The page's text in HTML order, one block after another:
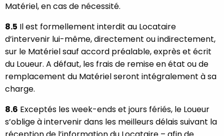
Matériel, en cas de nécessité.
8.5 Il est formellement interdit au Locataire
d’intervenir lui-même, directement ou indirectement,
sur le Matériel sauf accord préalable, exprès et écrit
du Loueur. A défaut, les frais de remise en état ou de
remplacement du Matériel seront intégralement à sa
charge.
8.6 Exceptés les week-ends et jours fériés, le Loueur
s’oblige à intervenir dans les meilleurs délais suivant la